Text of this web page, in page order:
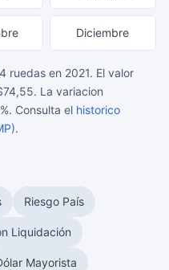
Diciembre
ruedas en 2021. El valor
La variacion
Consulta el historico
.
Riesgo País
Liquidación
Mayorista